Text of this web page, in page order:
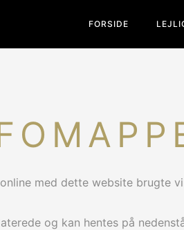
FORSIDE
med dette website brugte
og kan hentes på